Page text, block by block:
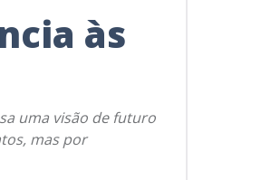
às
uma visão de futuro
mas por